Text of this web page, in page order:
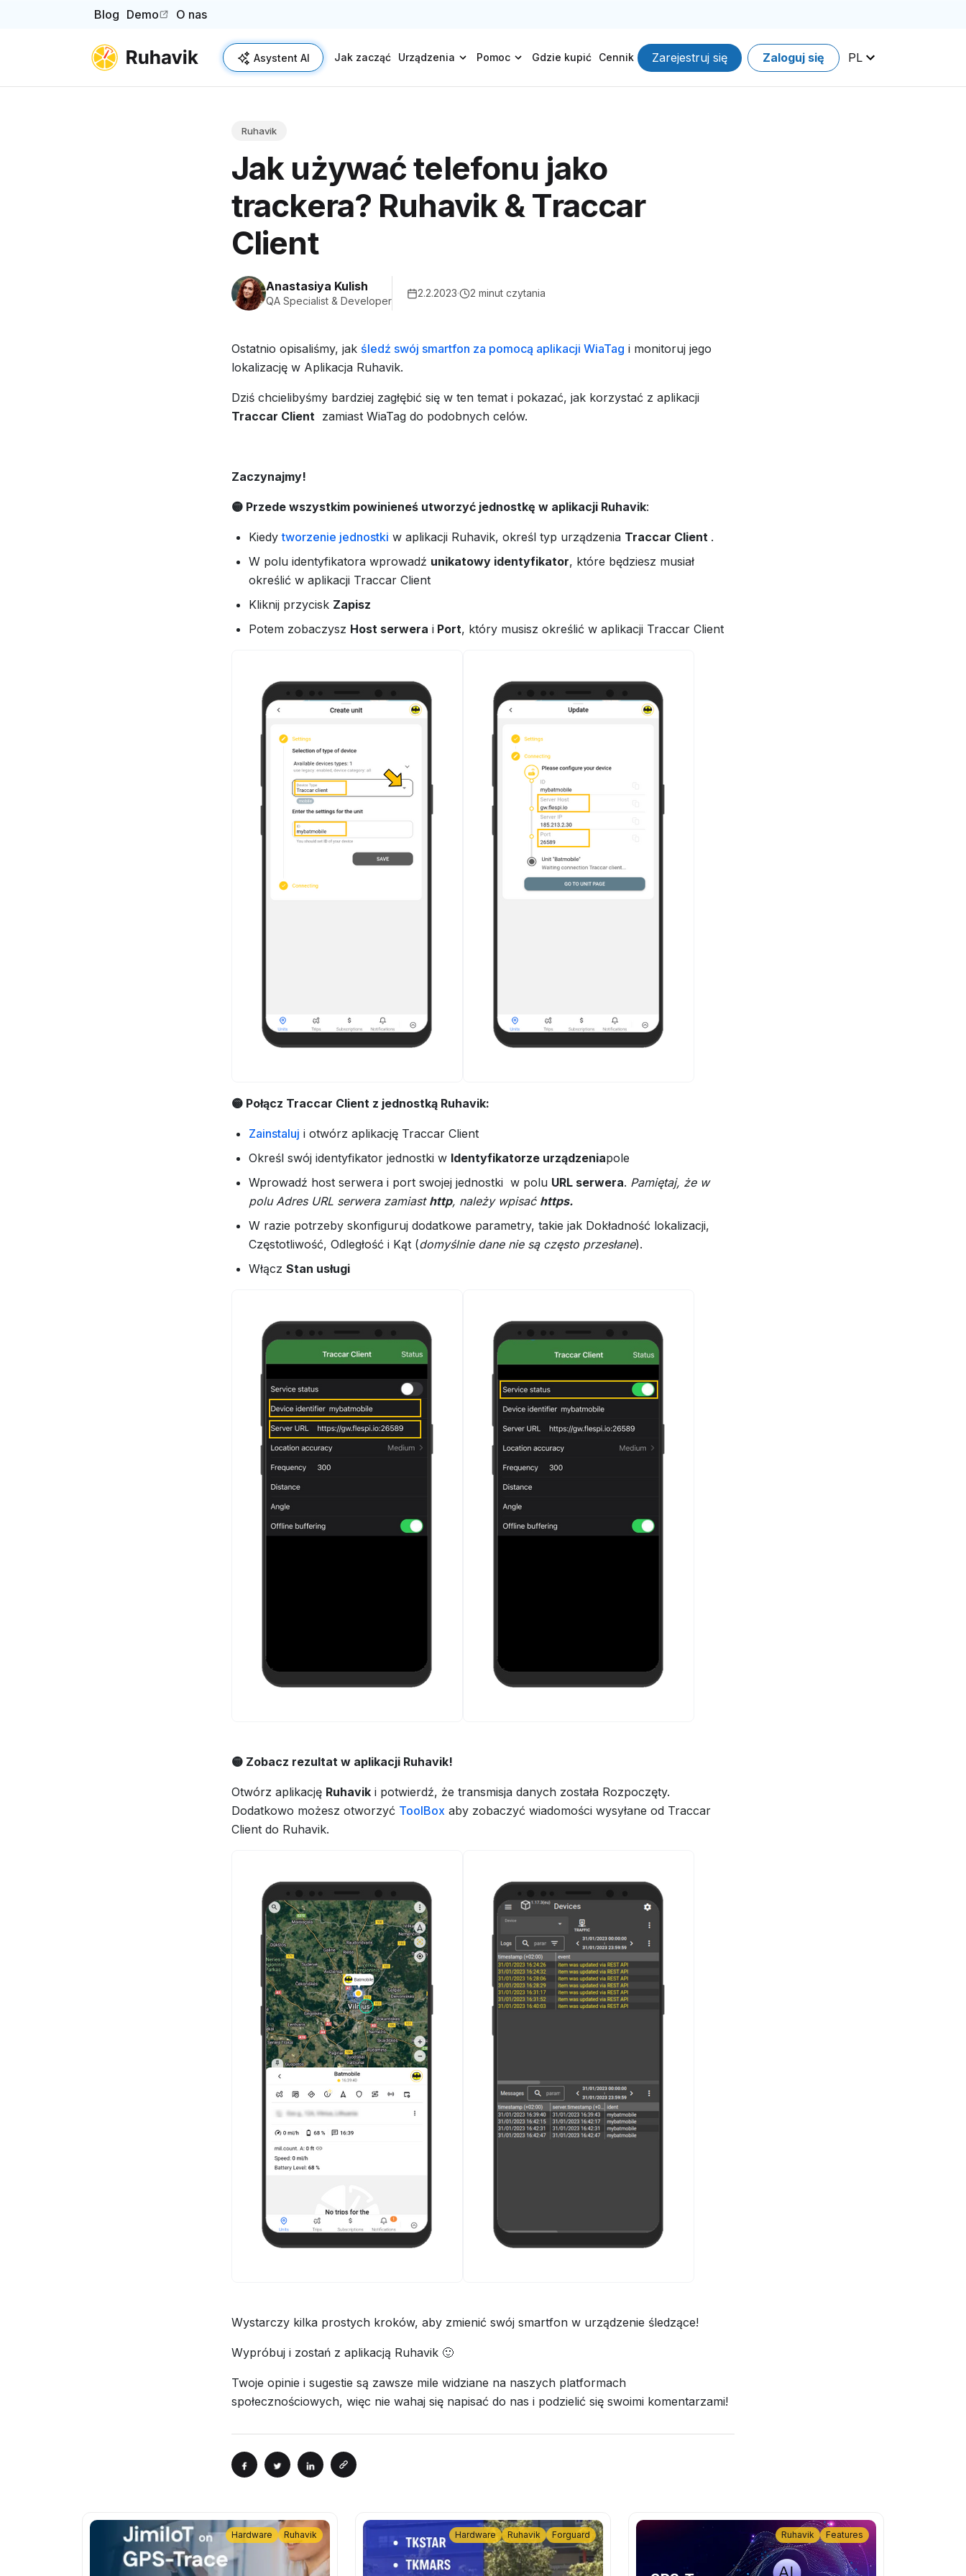
Blog Demo
(opens in a new tab)
O nas
Asystent AI Jak zacząć Urządzenia Pomoc Gdzie kupić Cennik Zarejestruj się Zaloguj się PL
Ruhavik
Jak używać telefonu jako
trackera? Ruhavik & Traccar
Client
Anastasiya Kulish
QA Specialist & Developer
2.2.2023· 2 minut czytania
Ostatnio opisaliśmy, jak śledź swój smartfon za pomocą aplikacji WiaTag i monitoruj jego
lokalizację w Aplikacja Ruhavik.
Dziś chcielibyśmy bardziej zagłębić się w ten temat i pokazać, jak korzystać z aplikacji
Traccar Client zamiast WiaTag do podobnych celów.
Zaczynajmy!
🟡 Przede wszystkim powinieneś utworzyć jednostkę w aplikacji Ruhavik:
Kiedytworzenie jednostki w aplikacji Ruhavik, określ typ urządzenia Traccar Client .
W polu identyfikatora wprowadź unikatowy identyfikator, które będziesz musiał
określić w aplikacji Traccar Client
Kliknij przycisk Zapisz
Potem zobaczysz Host serwera i Port, który musisz określić w aplikacji Traccar Client
🟡 Połącz Traccar Client z jednostką Ruhavik:
Zainstaluj i otwórz aplikację Traccar Client
Określ swój identyfikator jednostki w Identyfikatorze urządzeniapole
Wprowadź host serwera i port swojej jednostki w polu URL serwera. Pamiętaj, że w
polu Adres URL serwera zamiast http, należy wpisać https.
W razie potrzeby skonfiguruj dodatkowe parametry, takie jak Dokładność lokalizacji,
Częstotliwość, Odległość i Kąt (domyślnie dane nie są często przesłane).
Włącz Stan usługi
🟡 Zobacz rezultat w aplikacji Ruhavik!
Otwórz aplikację Ruhavik i potwierdź, że transmisja danych została Rozpoczęty.
Dodatkowo możesz otworzyć ToolBox aby zobaczyć wiadomości wysyłane od Traccar
Client do Ruhavik.
Wystarczy kilka prostych kroków, aby zmienić swój smartfon w urządzenie śledzące!
Wypróbuj i zostań z aplikacją Ruhavik 🙂
Twoje opinie i sugestie są zawsze mile widziane na naszych platformach
społecznościowych, więc nie wahaj się napisać do nas i podzielić się swoimi komentarzami!
Hardware Ruhavik Hardware Ruhavik Forguard Ruhavik Features